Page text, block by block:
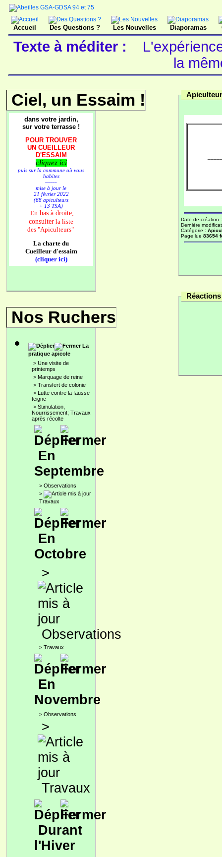
Accueil Des Questions ? Les Nouvelles Diaporamas
Texte à méditer :
la
Ciel, un Essaim !
dans votre jardin,
sur votre terrasse !
POUR TROUVER
UN CUEILLEUR
D'ESSAIM
cliquez ici
puis sur la commune où vous
habitez
------
mise à jour le
21 février 2022
(68 apiculteurs
+ 13 TSA)
En bas à droite,
consulter la liste
des "Apiculteurs"
La charte du
Cueilleur d'essaim
(cliquer ici)
Nos Ruchers
La
pratique apicole
> Une visite de
printemps
> Marquage de reine
> Transfert de colonie
> Lutte contre la fausse
teigne
> Stimulation,
Nourrissement; Travaux
après récolte
En
Septembre
> Observations
>
Travaux
En
Octobre
>
Observations
> Travaux
En
Novembre
> Observations
>
Travaux
Durant
l'Hiver
Date de création
Dernière
Catégorie :
Page lue 83654